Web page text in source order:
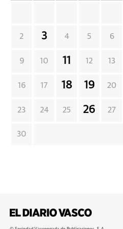
2 3 4 5 6
9 10 11 12 13
16 17 18 19 20
23 24 25 26 27
30